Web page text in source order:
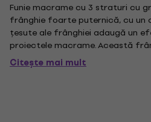
Funie macrame cu 3 straturi cu
frânghie foarte puternică, cu un
țesute ale frânghiei adaugă un
proiectele macrame. Această
pentru periaj și, datorită
o textură ondulată unică și
Citește mai mult